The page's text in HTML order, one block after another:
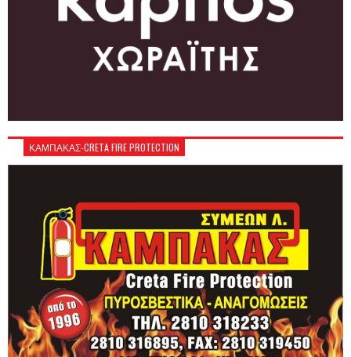
ΚΑΜΠΑΚΑΣ-CRETA FIRE PROTECTION